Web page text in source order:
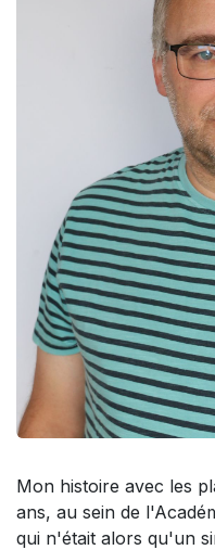
Mon histoire avec les
ans, au sein de
qui n'était alors qu'un